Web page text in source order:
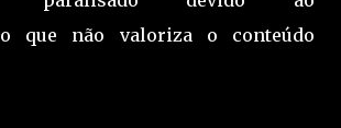
que não valoriza o conteúdo